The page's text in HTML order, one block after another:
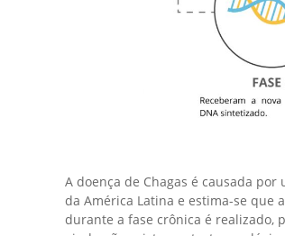
A doença de Chagas é causada
da América Latina e estima-se que
durante a fase crônica é realizado,